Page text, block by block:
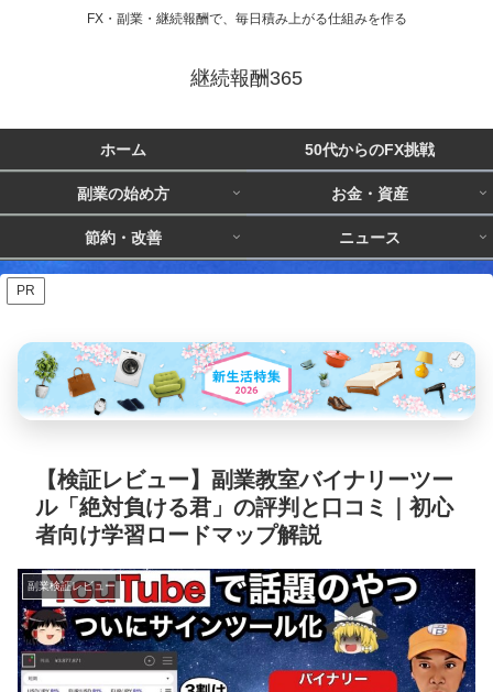
FX・副業・継続報酬で、毎日積み上がる仕組みを作る
継続報酬365
ホーム 50代からのFX挑戦
副業の始め方 お金・資産
節約・改善 ニュース
PR
【検証レビュー】副業教室バイナリーツー
ル「絶対負ける君」の評判と口コミ｜初心
者向け学習ロードマップ解説
副業検証レビュー